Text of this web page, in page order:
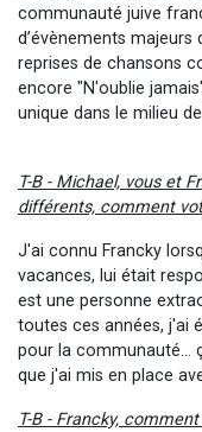
communauté juive
d’évènements
reprises de chansons
encore "N'oublie jamais
unique dans le milieu
T-B - Michael, vous et
différents, comment
J'ai connu Francky
vacances, lui était
est une personne
toutes ces années, j'ai
pour la communauté...
que j'ai mis en place
T-B - Francky,